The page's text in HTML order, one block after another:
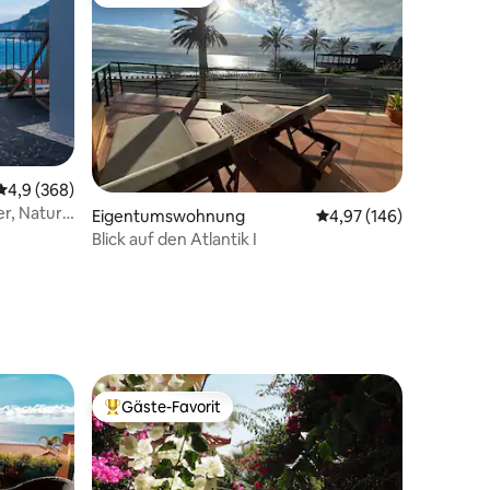
Bewertungen Bewertung: 4,9 von 5, 368 Bewertungen
4,9 (368)
Natur
Eigentumswohnung Durchschnittliche
4,97 (146)
Blick auf den Atlantik I
Beliebter Gäste-Favorit.
Gäste-Favorit